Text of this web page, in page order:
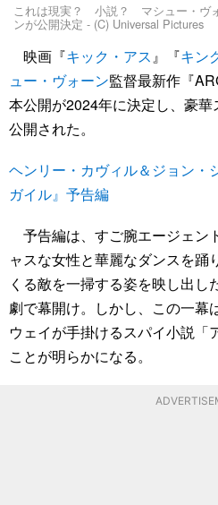
これは現実？ 小説？ マシュー・ヴ
ンが公開決定 - (C) Universal Pictures
映画『キック・アス』『キン
ュー・ヴォーン監督最新作『
本公開が2024年に決定し、豪
公開された。
ヘンリー・カヴィル＆ジョン・
ガイル』予告編
予告編は、すご腕エージェン
ャスな女性と華麗なダンスを踊
くる敵を一掃する姿を映し出
劇で幕開け。しかし、この一幕
ウェイが手掛けるスパイ小説「
ことが明らかになる。